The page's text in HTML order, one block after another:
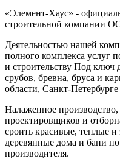
«Элемент-Хаус» -
строительной компании
Деятельностью нашей
полного комплекса услуг
и строительству Под ключ
срубов, бревна, бруса и
области, Санкт-
Налаженное
проектировщиков и
сроить красивые, теплые и
деревянные дома и бани
производителя.